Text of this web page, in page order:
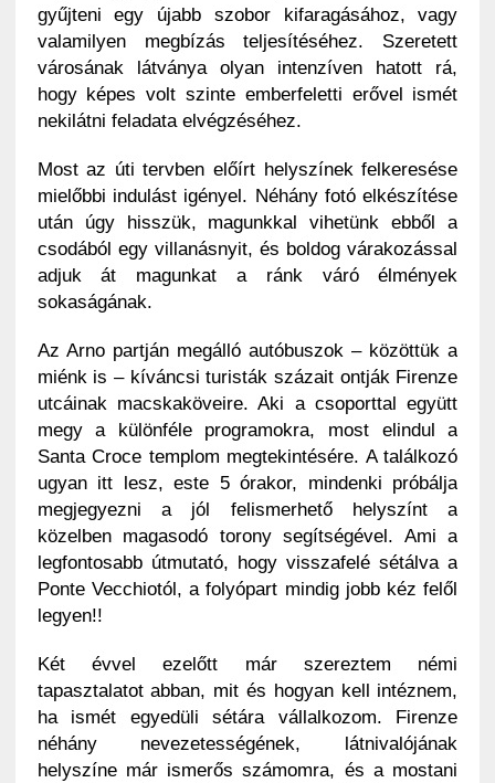
gyűjteni egy újabb szobor kifaragásához, vagy
valamilyen megbízás teljesítéséhez. Szeretett
városának látványa olyan intenzíven hatott rá,
hogy képes volt szinte emberfeletti erővel ismét
nekilátni feladata elvégzéséhez.
Most az úti tervben előírt helyszínek felkeresése
mielőbbi indulást igényel. Néhány fotó elkészítése
után úgy hisszük, magunkkal vihetünk ebből a
csodából egy villanásnyit, és boldog várakozással
adjuk át magunkat a ránk váró élmények
sokaságának.
Az Arno partján megálló autóbuszok – közöttük a
miénk is – kíváncsi turisták százait ontják Firenze
utcáinak macskaköveire. Aki a csoporttal együtt
megy a különféle programokra, most elindul a
Santa Croce templom megtekintésére. A találkozó
ugyan itt lesz, este 5 órakor, mindenki próbálja
megjegyezni a jól felismerhető helyszínt a
közelben magasodó torony segítségével. Ami a
legfontosabb útmutató, hogy visszafelé sétálva a
Ponte Vecchiotól, a folyópart mindig jobb kéz felől
legyen!!
Két évvel ezelőtt már szereztem némi
tapasztalatot abban, mit és hogyan kell intéznem,
ha ismét egyedüli sétára vállalkozom. Firenze
néhány nevezetességének, látnivalójának
helyszíne már ismerős számomra, és a mostani